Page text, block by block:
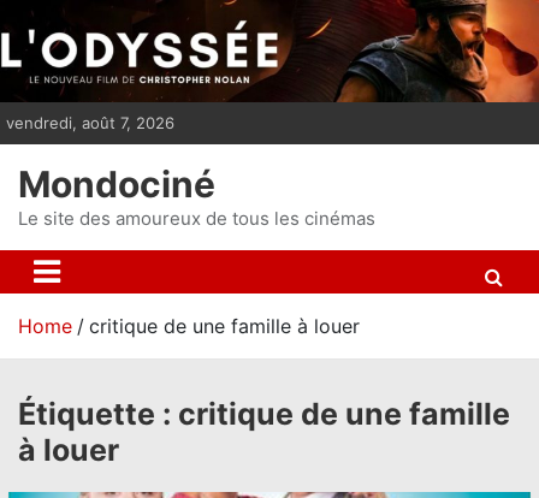
i
p
n
t
vendredi, août 7, 2026
Mondociné
Le site des amoureux de tous les cinémas
Home critique de une famille à louer
Étiquette : critique de une famille
à louer